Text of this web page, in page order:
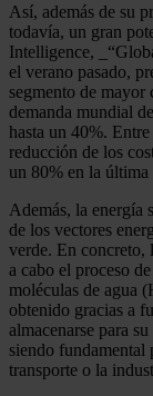
Así, además de su
todavía, un gran
Intelligence,
el verano pasado,
segmento de mayor
demanda mundial
hasta un 40%.
reducción de los
un 80% en la última
Además, la energía
de los vectores
verde. En concreto,
a cabo el proceso
moléculas de agua
obtenido gracias a
almacenarse para
siendo fundamental
transporte o la